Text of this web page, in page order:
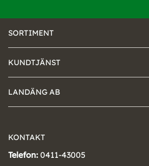
SORTIMENT
KUNDTJÄNST
LANDÄNG AB
KONTAKT
Telefon: 0411-43005